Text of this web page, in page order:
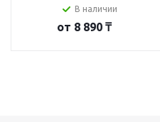
В наличии
от 8 890 ₸